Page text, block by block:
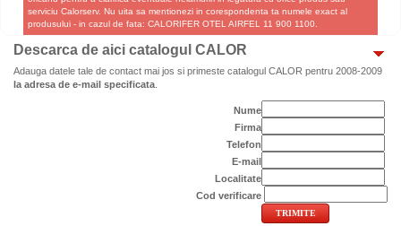
serviciu Calorserv. Nu uita sa mentionezi in corespondenta ta numele exact al
produsului - in cazul de fata: CALORIFER OTEL AIRFEL 11 900 1100.
Descarca de aici catalogul CALOR
Adauga datele tale de contact mai jos si primeste catalogul CALOR pentru 2008-2009
la adresa de e-mail specificata
Nume
Firma
Telefon
E-mail
Localitate
Cod verificare